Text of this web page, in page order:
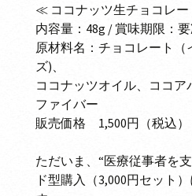
≪ ココナッツ生チョコレ
内容量：48g / 賞味期限：要
原材料名：チョコレート（
ズ)、
ココナッツオイル、ココ
ファイバー
販売価格 1,500円（税込）
ただいま、“医療従事者を
ド型購入（3,000円セット